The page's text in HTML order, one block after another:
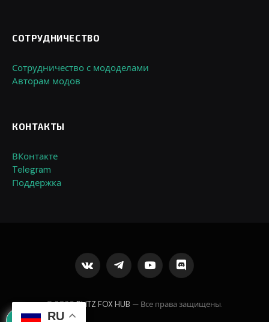
СОТРУДНИЧЕСТВО
Сотрудничество с мододелами
Авторам модов
КОНТАКТЫ
ВКонтакте
Telegram
Поддержка
VKontakteTelegramYouTubeDiscord
© 2026BLITZ FOX HUB — Все права защищены.
RU